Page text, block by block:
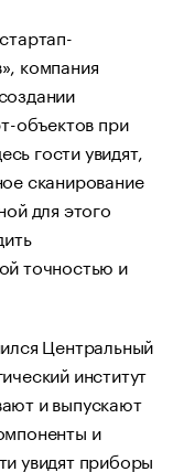
компания
объектов при
гости увидят,
сканирование
для этого
точностью и
Центральный
институт
и выпускают
и
увидят приборы